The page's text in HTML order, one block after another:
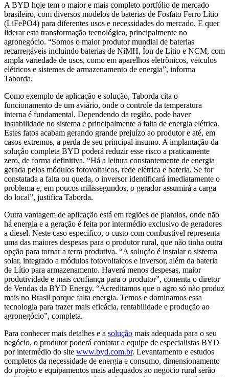
A BYD hoje tem o maior e mais completo portfólio de mercado
brasileiro, com diversos modelos de baterias de Fosfato Ferro Lítio
(LiFePO4) para diferentes usos e necessidades do mercado. E quer
liderar esta transformação tecnológica, principalmente no
agronegócio. “Somos o maior produtor mundial de baterias
recarregáveis incluindo baterias de NiMH, Íon de Lítio e NCM, com
ampla variedade de usos, como em aparelhos eletrônicos, veículos
elétricos e sistemas de armazenamento de energia”, informa
Taborda.
Como exemplo de aplicação e solução, Taborda cita o
funcionamento de um aviário, onde o controle da temperatura
interna é fundamental. Dependendo da região, pode haver
instabilidade no sistema e principalmente a falta de energia elétrica.
Estes fatos acabam gerando grande prejuízo ao produtor e até, em
casos extremos, a perda de seu principal insumo. A implantação da
solução completa BYD poderá reduzir esse risco a praticamente
zero, de forma definitiva. “Há a leitura constantemente de energia
gerada pelos módulos fotovoltaicos, rede elétrica e bateria. Se for
constatada a falta ou queda, o inversor identificará imediatamente o
problema e, em poucos milissegundos, o gerador assumirá a carga
do local”, justifica Taborda.
Outra vantagem de aplicação está em regiões de plantios, onde não
há energia e a geração é feita por intermédio exclusivo de geradores
a diesel. Neste caso específico, o custo com combustível representa
uma das maiores despesas para o produtor rural, que não tinha outra
opção para tornar a terra produtiva. “A solução é instalar o sistema
solar, integrado a módulos fotovoltaicos e inversor, além da bateria
de Lítio para armazenamento. Haverá menos despesas, maior
produtividade e mais confiança para o produtor”, comenta o diretor
de Vendas da BYD Energy. “Acreditamos que o agro só não produz
mais no Brasil porque falta energia. Temos e dominamos essa
tecnologia para trazer mais eficácia, rentabilidade e produção ao
agronegócio”, completa.
Para conhecer mais detalhes e a solução mais adequada para o seu
negócio, o produtor poderá contatar a equipe de especialistas BYD
por intermédio do site www.byd.com.br. Levantamento e estudos
completos da necessidade de energia e consumo, dimensionamento
do projeto e equipamentos mais adequados ao negócio rural serão